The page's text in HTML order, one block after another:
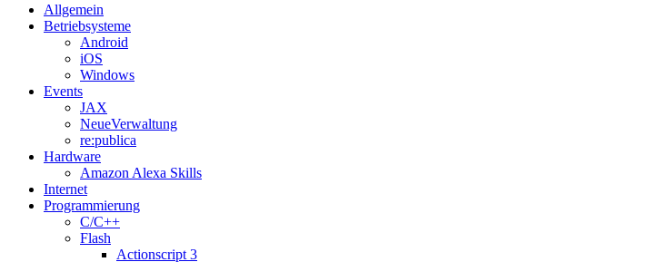
Allgemein
Betriebsysteme
Android
iOS
Windows
Events
JAX
NeueVerwaltung
re:publica
Hardware
Amazon Alexa Skills
Internet
Programmierung
C/C++
Flash
Actionscript 3